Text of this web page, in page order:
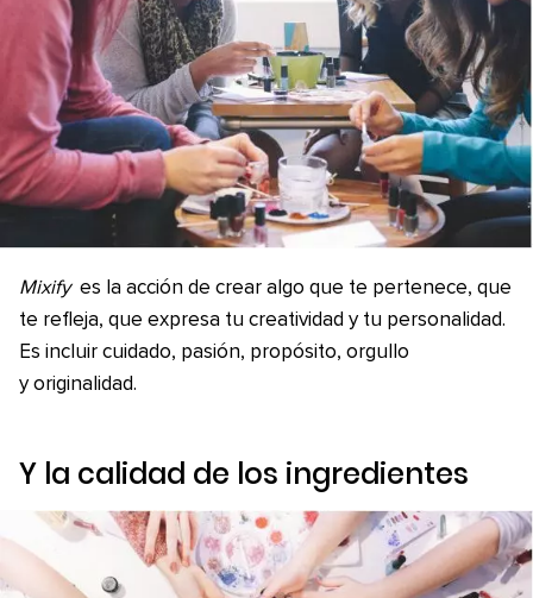
Mixify es la acción de crear algo que te pertenece, que
te refleja, que expresa tu creatividad y tu personalidad.
Es incluir cuidado, pasión, propósito, orgullo
y originalidad.
Y la calidad de los ingredientes